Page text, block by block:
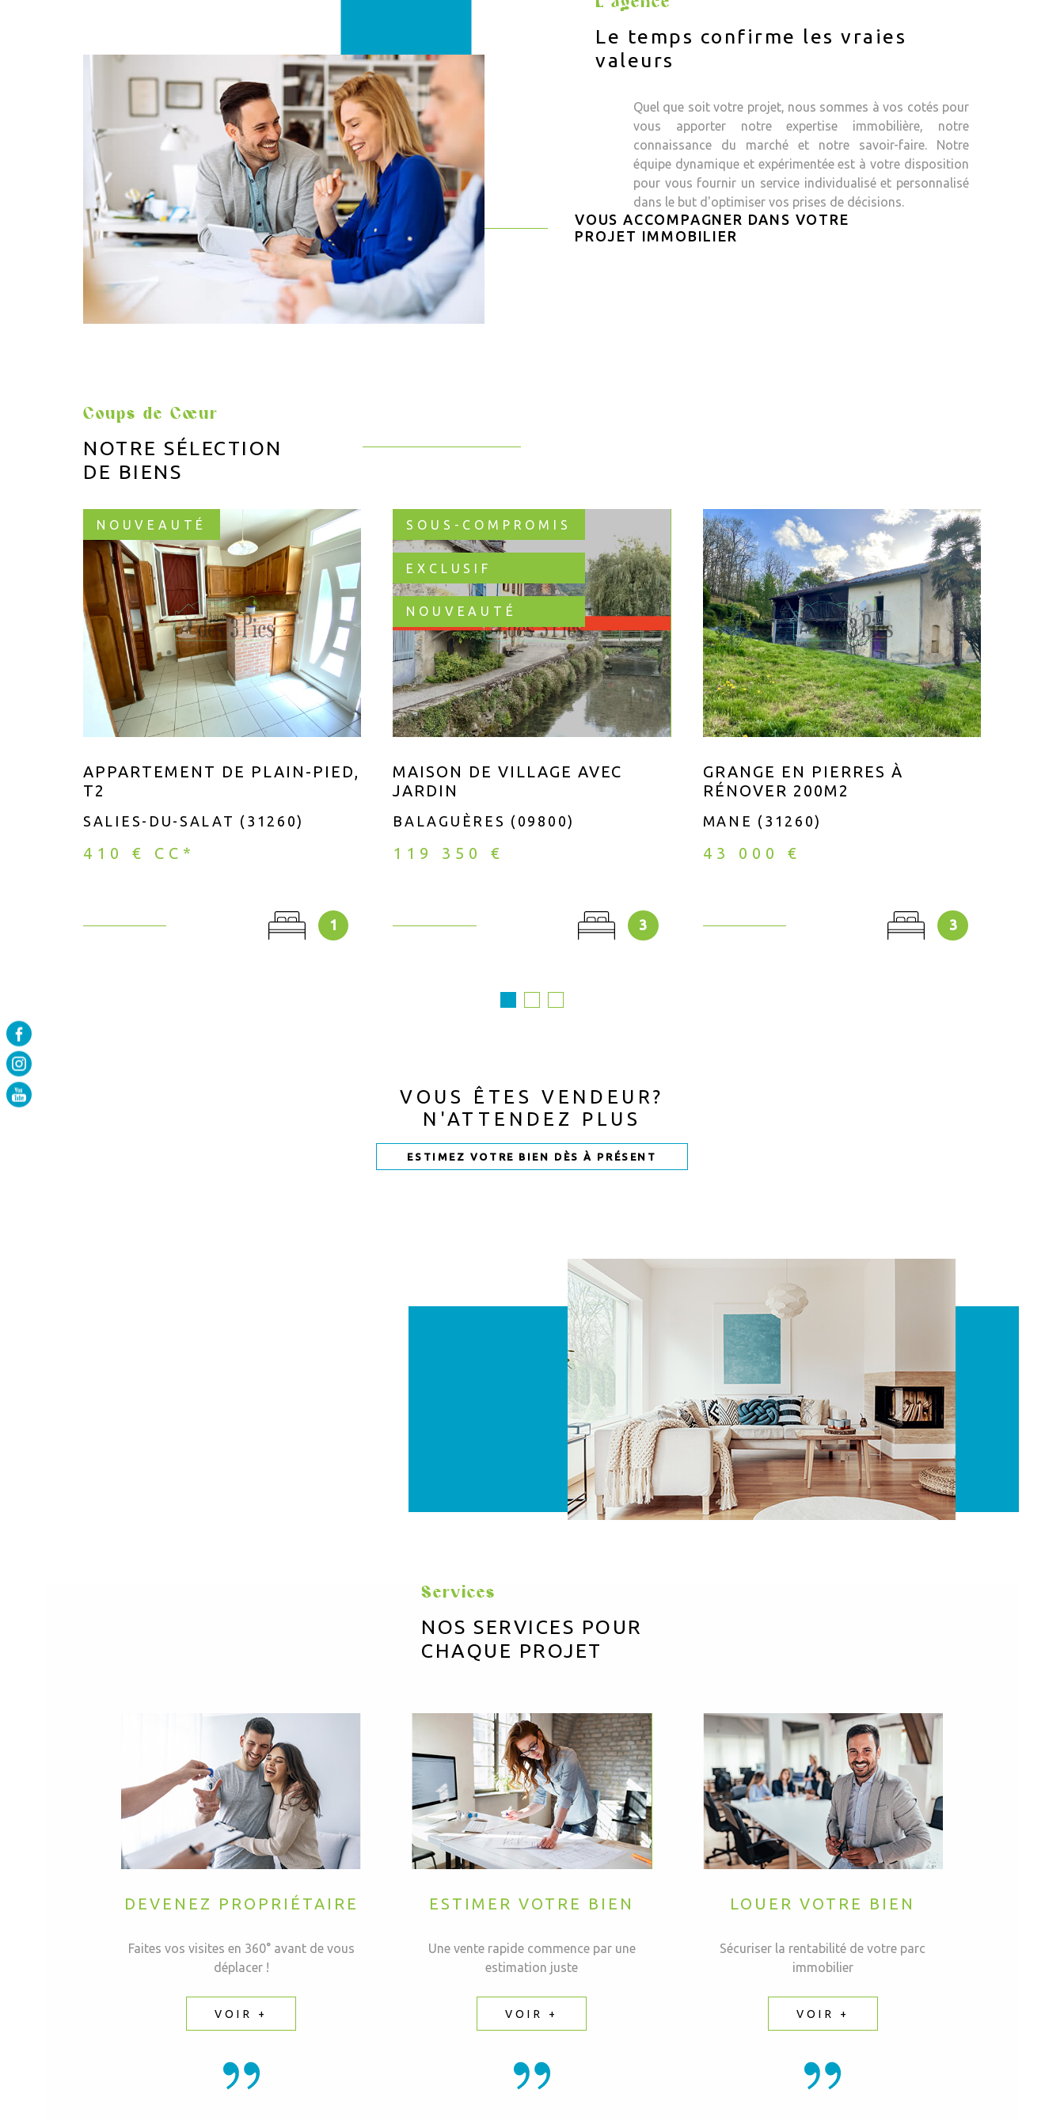
Le temps confirme les vraies
valeurs
Quel que soit votre projet, nous sommes à vos cotés pour
vous apporter notre expertise immobilière, notre
connaissance du marché et notre savoir-faire. Notre
équipe dynamique et expérimentée est à votre disposition
pour vous fournir un service individualisé et personnalisé
dans le but d'optimiser vos prises de décisions.
VOUS ACCOMPAGNER DANS VOTRE
PROJET IMMOBILIER
Coups de Cœur
NOTRE SÉLECTION
DE BIENS
NOUVEAUTÉ
VOIR LE BIEN
APPARTEMENT DE PLAIN-PIED,
T2
SALIES-DU-SALAT (31260)
410 € CC*
1
SOUS-COMPROMIS
EXCLUSIF
NOUVEAUTÉ
VOIR LE BIEN
MAISON DE VILLAGE AVEC
JARDIN
BALAGUÈRES (09800)
119 350 €
3
VOIR LE BIEN
GRANGE EN PIERRES À
RÉNOVER 200M2
MANE (31260)
43 000 €
3
VOUS ÊTES VENDEUR?
N'ATTENDEZ PLUS
ESTIMEZ VOTRE BIEN DÈS À PRÉSENT
Services
NOS SERVICES POUR
CHAQUE PROJET
DEVENEZ PROPRIÉTAIRE
Faites vos visites en 360° avant de vous
déplacer !
VOIR +
ESTIMER VOTRE BIEN
Une vente rapide commence par une
estimation juste
VOIR +
LOUER VOTRE BIEN
Sécuriser la rentabilité de votre parc
immobilier
VOIR +